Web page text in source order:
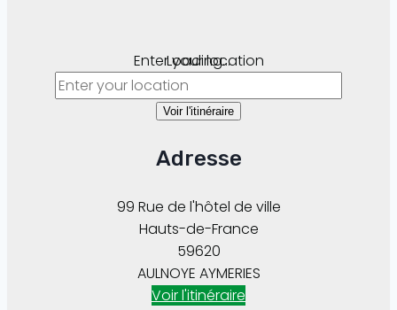
Loading...
Enter your location
Voir l'itinéraire
Adresse
99 Rue de l'hôtel de ville
AULNOYE AYMERIES
Hauts-de-France
59620
Voir l'itinéraire